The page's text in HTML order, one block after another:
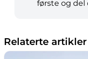
første og del
Relaterte artikler